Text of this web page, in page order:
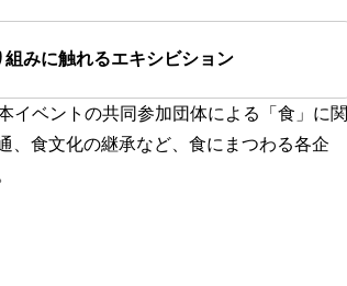
みに触れるエキシビション
ベントの共同参加団体による「食」に関
、食文化の継承など、食にまつわる各企